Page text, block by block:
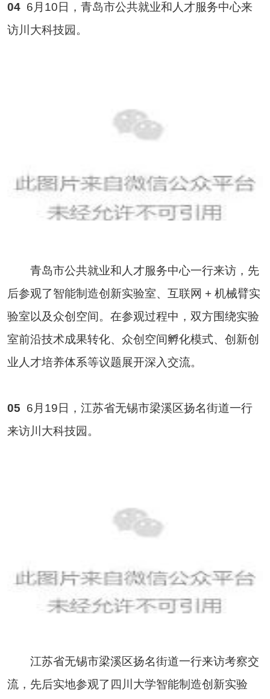
04 6月10日，青岛市公共就业和人才服务中心来
访川大科技园。
青岛市公共就业和人才服务中心一行来访，先
后参观了智能制造创新实验室、互联网 + 机械臂实
验室以及众创空间。在参观过程中，双方围绕实验
室前沿技术成果转化、众创空间孵化模式、创新创
业人才培养体系等议题展开深入交流。
05 6月19日，江苏省无锡市梁溪区扬名街道一行
来访川大科技园。
江苏省无锡市梁溪区扬名街道一行来访考察交
流，先后实地参观了四川大学智能制造创新实验